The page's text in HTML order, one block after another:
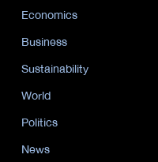
Economics
Business
Sustainability
World
Politics
News